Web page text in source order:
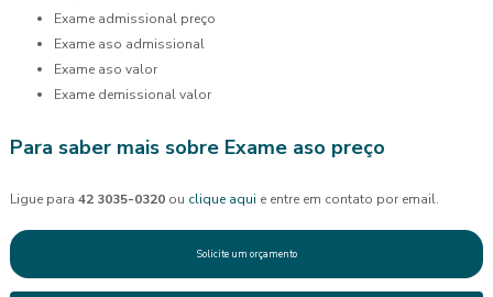
exame admissional preço
exame aso admissional
exame aso valor
exame demissional valor
Para saber mais sobre Exame aso preço
Ligue para 42 3035-0320 ou clique aqui e entre em contato por email.
Solicite um orçamento